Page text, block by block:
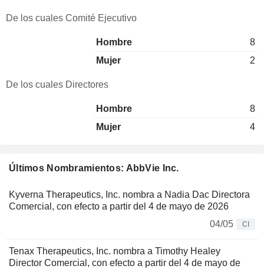
Últimos Nombramientos: AbbVie Inc.
Kyverna Therapeutics, Inc. nombra a Nadia Dac Directora
Comercial, con efecto a partir del 4 de mayo de 2026
04/05
CI
Tenax Therapeutics, Inc. nombra a Timothy Healey
Director Comercial, con efecto a partir del 4 de mayo de
De los cuales Comité Ejecutivo
Hombre
8
Mujer
2
De los cuales Directores
Hombre
8
Mujer
4